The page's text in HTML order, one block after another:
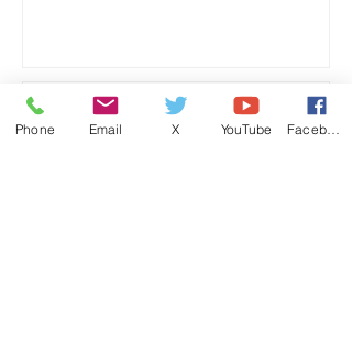
Dates à retenir pour le
Phone Email X YouTube